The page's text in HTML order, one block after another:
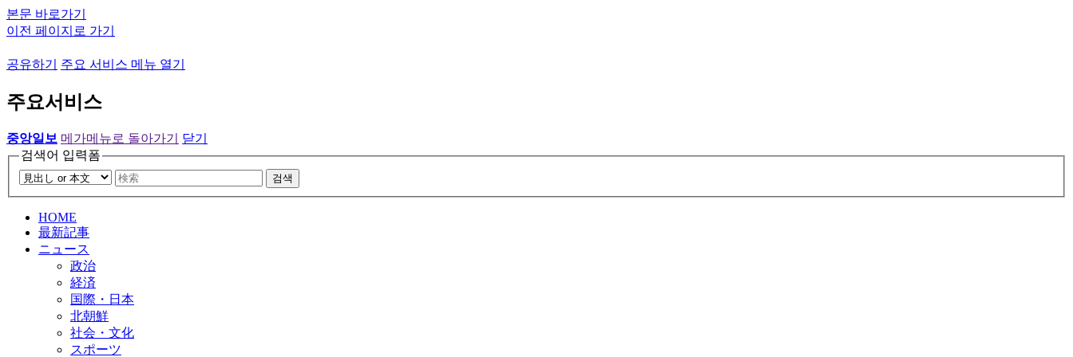
본문 바로가기
이전 페이지로 가기
공유하기 주요 서비스 메뉴 열기
주요서비스
중앙일보 메가메뉴로 돌아가기
닫기
검색어 입력폼
검색
HOME
最新記事
ニュース
政治
経済
国際・日本
北朝鮮
社会・文化
スポーツ